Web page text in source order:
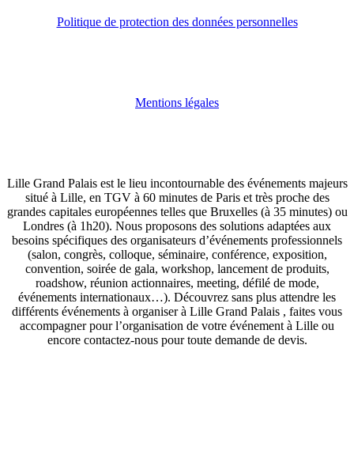
Politique de protection des données personnelles
Mentions légales
Lille Grand Palais est le lieu incontournable des événements majeurs
situé à Lille, en TGV à 60 minutes de Paris et très proche des
grandes capitales européennes telles que Bruxelles (à 35 minutes) ou
Londres (à 1h20). Nous proposons des solutions adaptées aux
besoins spécifiques des organisateurs d’événements professionnels
(salon, congrès, colloque, séminaire, conférence, exposition,
convention, soirée de gala, workshop, lancement de produits,
roadshow, réunion actionnaires, meeting, défilé de mode,
événements internationaux…). Découvrez sans plus attendre les
différents événements à organiser à Lille Grand Palais , faites vous
accompagner pour l’organisation de votre événement à Lille ou
encore contactez-nous pour toute demande de devis.